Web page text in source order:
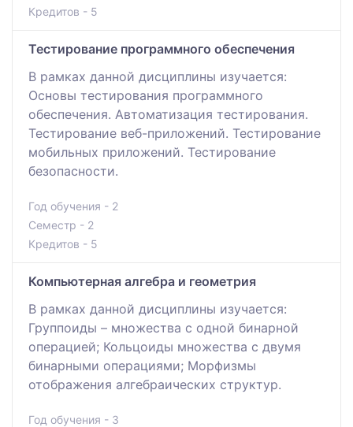
Кредитов - 5
Тестирование программного обеспечения
В рамках данной дисциплины изучается:
Основы тестирования программного
обеспечения. Автоматизация тестирования.
Тестирование веб-приложений. Тестирование
мобильных приложений. Тестирование
безопасности.
Год обучения - 2
Семестр - 2
Кредитов - 5
Компьютерная алгебра и геометрия
В рамках данной дисциплины изучается:
Группоиды – множества с одной бинарной
операцией; Кольцоиды множества с двумя
бинарными операциями; Морфизмы
отображения алгебраических структур.
Год обучения - 3